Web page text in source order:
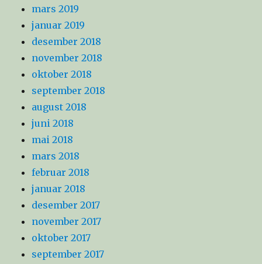
mars 2019
januar 2019
desember 2018
november 2018
oktober 2018
september 2018
august 2018
juni 2018
mai 2018
mars 2018
februar 2018
januar 2018
desember 2017
november 2017
oktober 2017
september 2017